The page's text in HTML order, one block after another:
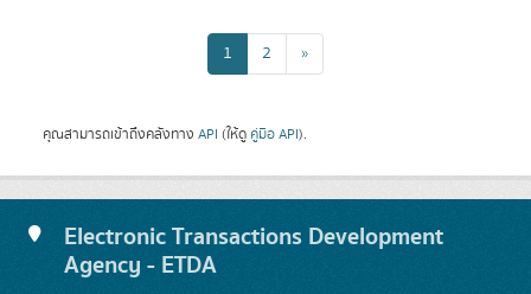
1 2 »
คุณสามารถเข้าถึงคลังทาง API (ให้ดู คู่มือ API).
Electronic Transactions Development
Agency - ETDA